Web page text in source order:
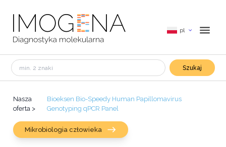
pl
Szukaj
Nasza
oferta >
Bioeksen Bio-Speedy Human Papillomavirus
Genotyping qPCR Panel
Mikrobiologia człowieka